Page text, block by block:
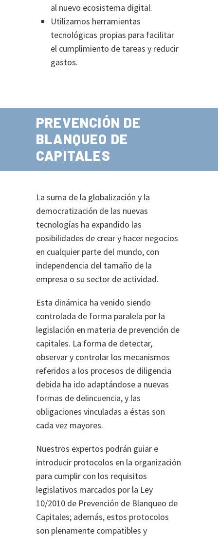
al nuevo ecosistema digital.
Utilizamos herramientas
tecnológicas propias para facilitar
el cumplimiento de tareas y reducir
gastos.
PREVENCIÓN DE
BLANQUEO DE
CAPITALES
La suma de la globalización y la
democratización de las nuevas
tecnologías ha expandido las
posibilidades de crear y hacer negocios
en cualquier parte del mundo, con
independencia del tamaño de la
empresa o su sector de actividad.
Esta dinámica ha venido siendo
controlada de forma paralela por la
legislación en materia de prevención de
capitales. La forma de detectar,
observar y controlar los mecanismos
referidos a los procesos de diligencia
debida ha ido adaptándose a nuevas
formas de delincuencia, y las
obligaciones vinculadas a éstas son
cada vez mayores.
Nuestros expertos podrán guiar e
introducir protocolos en la organización
para cumplir con los requisitos
legislativos marcados por la Ley
10/2010 de Prevención de Blanqueo de
Capitales; además, estos protocolos
son plenamente compatibles y